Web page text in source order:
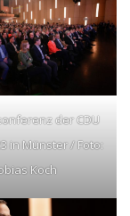
der CDU
in Münster / Foto:
Koch